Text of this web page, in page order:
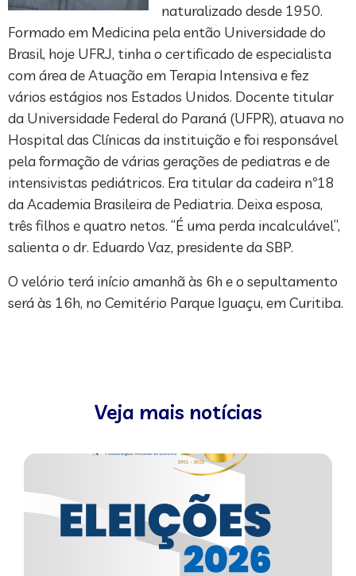
naturalizado desde 1950.
Formado em Medicina pela então Universidade do
Brasil, hoje UFRJ, tinha o certificado de especialista
com área de Atuação em Terapia Intensiva e fez
vários estágios nos Estados Unidos. Docente titular
da Universidade Federal do Paraná (UFPR), atuava no
Hospital das Clínicas da instituição e foi responsável
pela formação de várias gerações de pediatras e de
intensivistas pediátricos. Era titular da cadeira nº18
da Academia Brasileira de Pediatria. Deixa esposa,
três filhos e quatro netos. “É uma perda incalculável”,
salienta o dr. Eduardo Vaz, presidente da SBP.
O velório terá início amanhã às 6h e o sepultamento
será às 16h, no Cemitério Parque Iguaçu, em Curitiba.
Veja mais notícias